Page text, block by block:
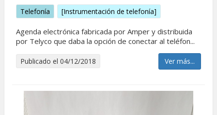
Telefonía [Instrumentación de telefonía]
Agenda electrónica fabricada por Amper y distribuida
por Telyco que daba la opción de conectar al teléfon...
Publicado el 04/12/2018 Ver más...